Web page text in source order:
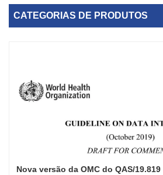
CATEGORIAS DE PRODUTOS
Nova versão da OMC do QAS/